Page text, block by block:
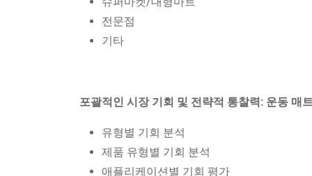
전문점
기타
포괄적인 시장 기회 및 전략적 통찰력: 운동 매
유형별 기회 분석
제품 유형별 기회 분석
애플리케이션별 기회 평가